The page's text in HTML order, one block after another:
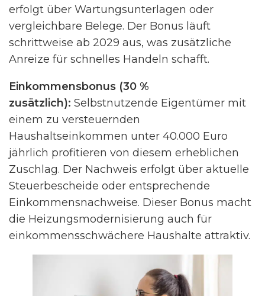
erfolgt über Wartungsunterlagen oder
vergleichbare Belege. Der Bonus läuft
schrittweise ab 2029 aus, was zusätzliche
Anreize für schnelles Handeln schafft.
Einkommensbonus (30 %
zusätzlich): Selbstnutzende Eigentümer mit
einem zu versteuernden
Haushaltseinkommen unter 40.000 Euro
jährlich profitieren von diesem erheblichen
Zuschlag. Der Nachweis erfolgt über aktuelle
Steuerbescheide oder entsprechende
Einkommensnachweise. Dieser Bonus macht
die Heizungsmodernisierung auch für
einkommensschwächere Haushalte attraktiv.